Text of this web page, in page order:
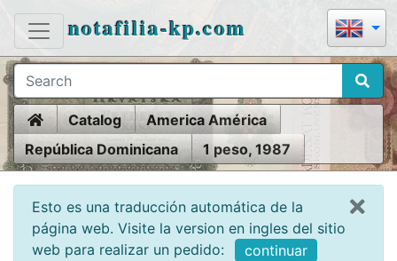
notafilia-kp.com
HomeCatalog
America América
República Dominicana
1 peso, 1987
Esto es una traducción automática de la
página web. Visite la version en ingles del sitio
web para realizar un pedido:
continuar